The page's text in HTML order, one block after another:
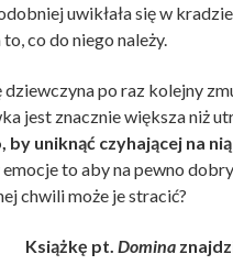
uwikłała się w
co do niego należy.
po raz kolejny
jest znacznie większa niż
uniknąć czyhającej na
to aby na pewno
chwili może je stracić?
Książkę pt. Domina